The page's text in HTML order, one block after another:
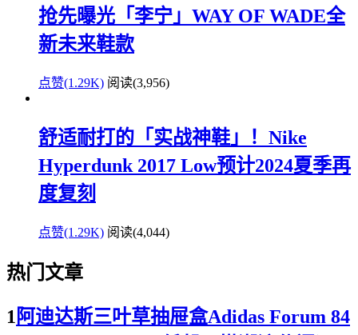
抢先曝光「李宁」WAY OF WADE全
新未来鞋款
点赞(1.29K) 阅读(3,956)
舒适耐打的「实战神鞋」！Nike
Hyperdunk 2017 Low预计2024夏季再
度复刻
点赞(1.29K) 阅读(4,044)
热门文章
1 阿迪达斯三叶草抽屉盒Adidas Forum 84